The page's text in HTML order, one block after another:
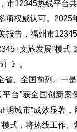
市12345热线平台
项权威认可。
报告，福州市
文旅发展”模
》。
省、全国前列。一
台”获全国创新案
明城市”成效显著
式，将热线工作